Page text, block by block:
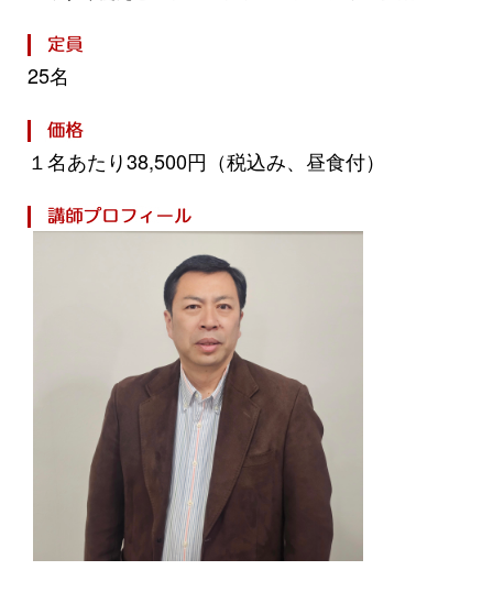
25名
１名あたり38,500円（税込み、昼食付）